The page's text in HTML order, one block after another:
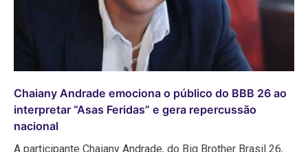
Chaiany Andrade emociona o público do BBB 26 ao
interpretar “Asas Feridas” e gera repercussão
nacional
A participante Chaiany Andrade, do Big Brother Brasil 26,